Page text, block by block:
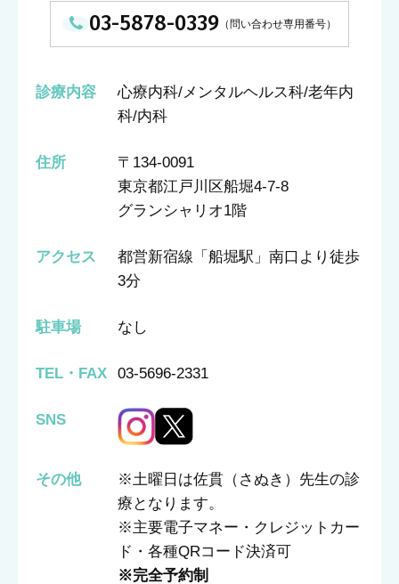
03-5878-0339
診療内容
心療内科/メンタルヘルス科/老年内
科/内科
住所
〒134-0091
東京都江戸川区船堀4-7-8
グランシャリオ1階
アクセス
都営新宿線「船堀駅」南口より徒歩
3分
駐車場 なし
TEL・FAX 03-5696-2331
SNS
その他
※土曜日は佐貫（さぬき）先生の診
療となります。
※主要電子マネー・クレジットカー
ド・各種QRコード決済可
※完全予約制